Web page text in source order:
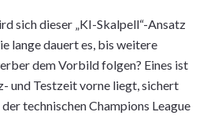
sich dieser „KI-Skalpell“-Ansatz
lange dauert es, bis weitere
dem Vorbild folgen? Eines ist
und Testzeit vorne liegt, sichert
technischen Champions League